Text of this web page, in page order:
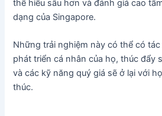
thể hiểu sâu hơn và đánh giá cao
dạng của Singapore.
Những trải nghiệm này có thể có
phát triển cá nhân của họ, thúc đẩy
và các kỹ năng quý giá sẽ ở lại với
thúc.